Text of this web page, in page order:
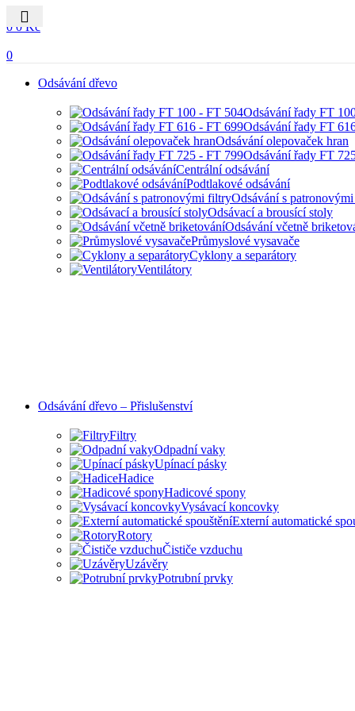
0 0Kč
0
Odsávání dřevo
Odsávání řady FT
Odsávání řady FT
Odsávání olepovaček hran
Odsávání řady FT
Centrální odsávání
Podtlakové odsávání
Odsávání s
Odsávací a brousící stoly
Odsávání včetně
Průmyslové vysavače
Cyklony a separátory
Ventilátory
Odsávání dřevo – Přislušenství
Filtry
Odpadní vaky
Upínací pásky
Hadice
Hadicové spony
Vysávací koncovky
Externí automatické
Rotory
Čističe vzduchu
Uzávěry
Potrubní prvky